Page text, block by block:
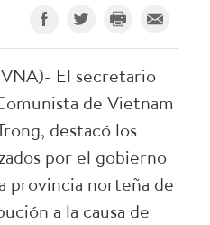
El secretario
de Vietnam
destacó los
por el gobierno
provincia norteña de
a la causa de